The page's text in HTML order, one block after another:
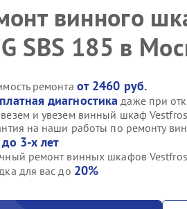
винного
SBS 185 в
ремонта от 2460 руб.
диагностика даже при
и увезем винный шкаф
на наши работы по ремонту
до 3-х лет
ремонт винных шкафов
для вас до 20%